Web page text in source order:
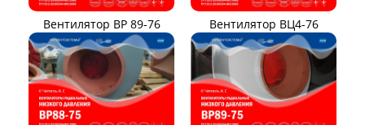
Вентилятор ВР 89-76 Вентилятор ВЦ4-76